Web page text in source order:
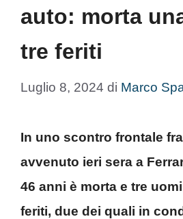
auto: morta
tre feriti
Luglio 8, 2024 di Marco
In uno scontro frontale
avvenuto ieri sera a
46 anni è morta e tre
feriti, due dei quali in